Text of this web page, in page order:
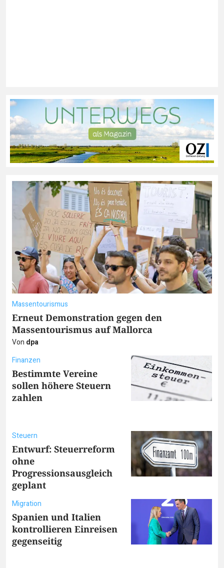
Massentourismus
Erneut Demonstration gegen den
Massentourismus auf Mallorca
Von dpa
Finanzen
Bestimmte Vereine
sollen höhere Steuern
zahlen
Steuern
Entwurf: Steuerreform
ohne
Progressionsausgleich
geplant
Migration
Spanien und Italien
kontrollieren Einreisen
gegenseitig